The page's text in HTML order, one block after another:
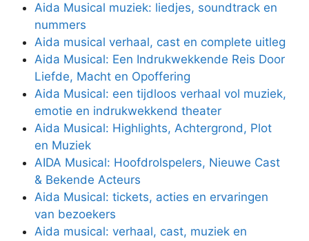
Aida Musical muziek: liedjes, soundtrack en
nummers
Aida musical verhaal, cast en complete uitleg
Aida Musical: Een Indrukwekkende Reis Door
Liefde, Macht en Opoffering
Aida Musical: een tijdloos verhaal vol muziek,
emotie en indrukwekkend theater
Aida Musical: Highlights, Achtergrond, Plot
en Muziek
AIDA Musical: Hoofdrolspelers, Nieuwe Cast
& Bekende Acteurs
Aida Musical: tickets, acties en ervaringen
van bezoekers
Aida musical: verhaal, cast, muziek en